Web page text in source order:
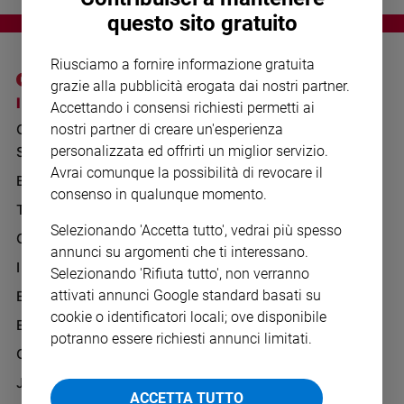
Chiesa
Fede
e
spiritualità
Santi
Devozione
e
Parola
del
del
Società
valori
I SITI SAN PAOLO
GRUPPO EDITORIALE
SAN PAOLO
BENESSERE
TELENOVA
GAZZETTA D'ALBA
IL GIORNALINO
EDICOLA SAN PAOLO
EDIZIONI SAN PAOLO
CREDERE
JESUS
NOTE LEGALI
PRIVACY POLICY
INFORMATIVA
WHISTLEBLOWING
SOCIAL
questo sito gratuito
Riusciamo a fornire informazione gratuita
grazie alla pubblicità erogata dai nostri partner.
Accettando i consensi richiesti permetti ai
nostri partner di creare un'esperienza
personalizzata ed offrirti un miglior servizio.
Avrai comunque la possibilità di revocare il
consenso in qualunque momento.
Selezionando 'Accetta tutto', vedrai più spesso
annunci su argomenti che ti interessano.
Selezionando 'Rifiuta tutto', non verranno
attivati annunci Google standard basati su
cookie o identificatori locali; ove disponibile
potranno essere richiesti annunci limitati.
ACCETTA TUTTO